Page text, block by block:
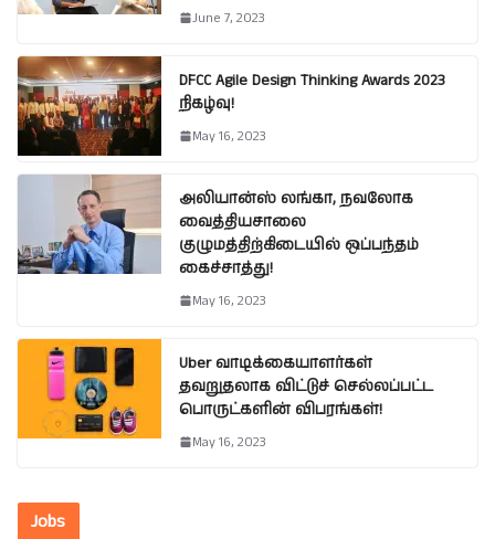
June 7, 2023
DFCC Agile Design Thinking Awards 2023
நிகழ்வு!
May 16, 2023
அலியான்ஸ் லங்கா, நவலோக
வைத்தியசாலை
குழுமத்திற்கிடையில் ஒப்பந்தம்
கைச்சாத்து!
May 16, 2023
Uber வாடிக்கையாளர்கள்
தவறுதலாக விட்டுச் செல்லப்பட்ட
பொருட்களின் விபரங்கள்!
May 16, 2023
Jobs